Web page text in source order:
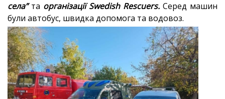
села”та організації Swedish Rescuers. Серед машин
були автобус, швидка допомога та водовоз.